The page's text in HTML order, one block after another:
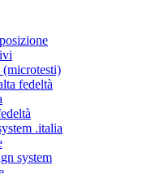
(microtesti)
fedeltà
.italia
system